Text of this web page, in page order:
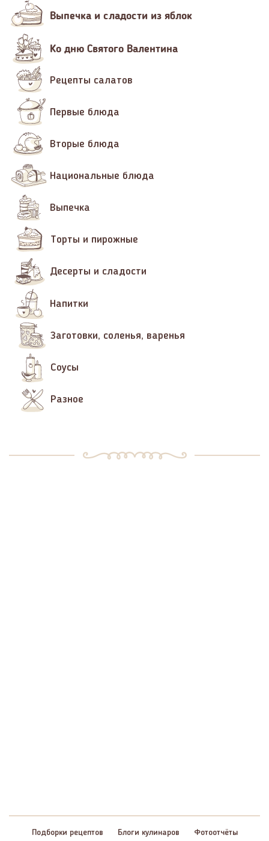
Выпечка и сладости из яблок
Ко дню Святого Валентина
Рецепты салатов
Первые блюда
Вторые блюда
Национальные блюда
Выпечка
Торты и пирожные
Десерты и сладости
Напитки
Заготовки, соленья, варенья
Соусы
Разное
Подборки рецептов Блоги кулинаров Фотоотчёты